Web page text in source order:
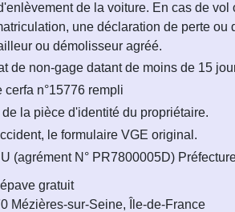
de la voiture. En cas de vol
une déclaration de perte ou
ou démolisseur agréé.
de non-gage datant de moins de 15
cerfa n°15776 rempli
la pièce d'identité du propriétaire.
le formulaire VGE original.
(agrément N° PR7800005D)
gratuit
Mézières-sur-Seine, Île-de-France